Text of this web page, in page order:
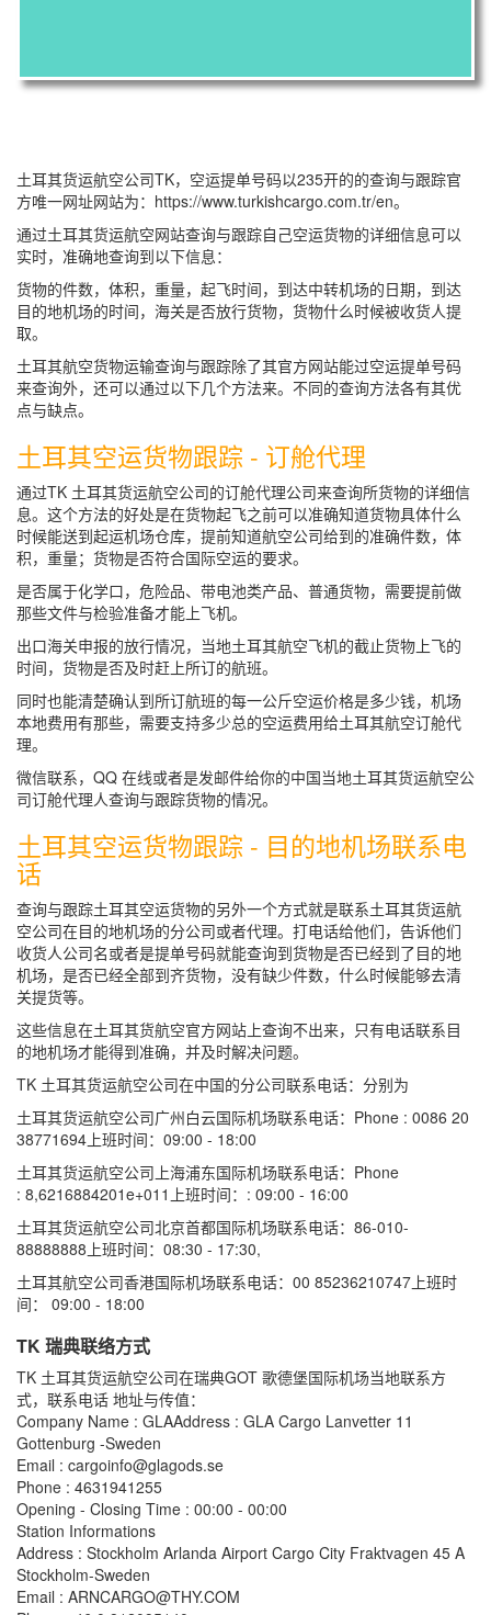
土耳其货运航空公司TK，空运提单号码以235开的的查询与跟踪官
方唯一网址网站为： https://www.turkishcargo.com.tr/en。
通过土耳其货运航空网站查询与跟踪自己空运货物的详细信息可以
实时，准确地查询到以下信息：
货物的件数，体积，重量，起飞时间，到达中转机场的日期，到达
目的地机场的时间，海关是否放行货物，货物什么时候被收货人提
取。
土耳其航空货物运输查询与跟踪除了其官方网站能过空运提单号码
来查询外，还可以通过以下几个方法来。不同的查询方法各有其优
点与缺点。
土耳其空运货物跟踪 - 订舱代理
通过TK 土耳其货运航空公司的订舱代理公司来查询所货物的详细信
息。这个方法的好处是在货物起飞之前可以准确知道货物具体什么
时候能送到起运机场仓库，提前知道航空公司给到的准确件数，体
积，重量；货物是否符合国际空运的要求。
是否属于化学口，危险品、带电池类产品、普通货物，需要提前做
那些文件与检验准备才能上飞机。
出口海关申报的放行情况，当地土耳其航空飞机的截止货物上飞的
时间，货物是否及时赶上所订的航班。
同时也能清楚确认到所订航班的每一公斤空运价格是多少钱，机场
本地费用有那些，需要支持多少总的空运费用给土耳其航空订舱代
理。
微信联系，QQ 在线或者是发邮件给你的中国当地土耳其货运航空公
司订舱代理人查询与跟踪货物的情况。
土耳其空运货物跟踪 - 目的地机场联系电
话
查询与跟踪土耳其空运货物的另外一个方式就是联系土耳其货运航
空公司在目的地机场的分公司或者代理。打电话给他们，告诉他们
收货人公司名或者是提单号码就能查询到货物是否已经到了目的地
机场，是否已经全部到齐货物，没有缺少件数，什么时候能够去清
关提货等。
这些信息在土耳其货航空官方网站上查询不出来，只有电话联系目
的地机场才能得到准确，并及时解决问题。
TK 土耳其货运航空公司在中国的分公司联系电话：分别为
土耳其货运航空公司广州白云国际机场联系电话：Phone : 0086 20
38771694上班时间：09:00 - 18:00
土耳其货运航空公司上海浦东国际机场联系电话：Phone
: 8,6216884201e+011上班时间：: 09:00 - 16:00
土耳其货运航空公司北京首都国际机场联系电话：86-010-
88888888上班时间：08:30 - 17:30,
土耳其航空公司香港国际机场联系电话：00 85236210747上班时
间： 09:00 - 18:00
TK 瑞典联络方式
TK 土耳其货运航空公司在瑞典GOT 歌德堡国际机场当地联系方
式，联系电话 地址与传值：
Company Name : GLAAddress : GLA Cargo Lanvetter 11
Gottenburg -Sweden
Email : cargoinfo@glagods.se
Phone : 4631941255
Opening - Closing Time : 00:00 - 00:00
Station Informations
Address : Stockholm Arlanda Airport Cargo City Fraktvagen 45 A
Stockholm-Sweden
Email : ARNCARGO@THY.COM